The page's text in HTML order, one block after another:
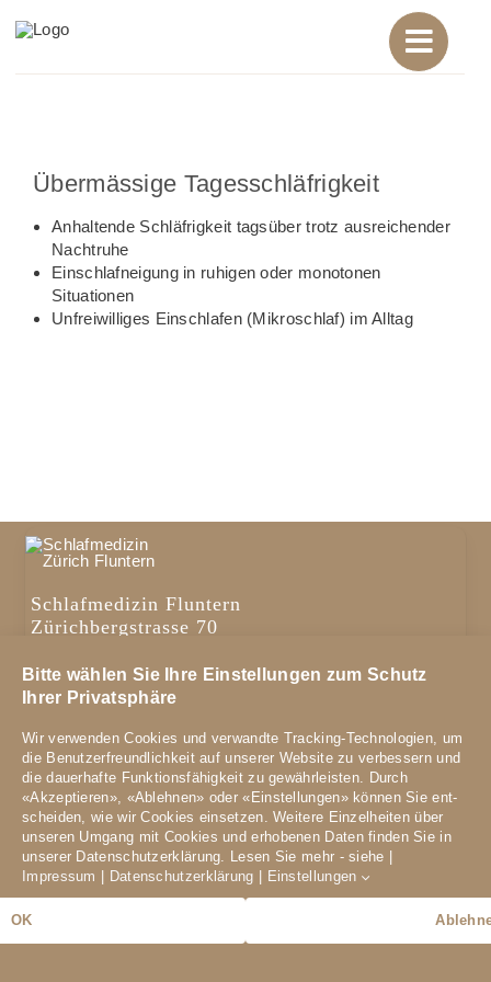
Inhalt
Übermässige Tagesschläfrigkeit
Anhaltende Schläfrigkeit tagsüber trotz ausreichender
Nachtruhe
Einschlafneigung in ruhigen oder monotonen
Situationen
Unfreiwilliges Einschlafen (Mikroschlaf) im Alltag
Schlafmedizin Fluntern
Zürichbergstrasse 70
Telefon044 251 00 40
Öffnungszeiten
Montag bis Freitag
08.00 – 12.00 Uhr
12.30 – 17.00 Uhr
Copyright: Schlafmedizin Fluntern /
Bitte wählen Sie Ihre Einstellungen zum Schutz
Ihrer Privatsphäre
Wir verwenden Cookies und verwandte Tracking-Technologien, um
die Benutzer­freundlich­keit auf unserer Website zu ver­bessern und
die dauer­hafte Funktions­fähig­keit zu gewähr­leisten. Durch
«Akzeptieren», «Ablehnen» oder «Einstellungen» können Sie ent­
scheiden, wie wir Cookies einsetzen. Weitere Einzel­heiten über
unseren Umgang mit Cookies und er­hobenen Daten finden Sie in
unserer Datens­chutz­erklärung. Lesen Sie mehr - siehe |
Impressum
Datenschutzerklärung Einstellungen
OK